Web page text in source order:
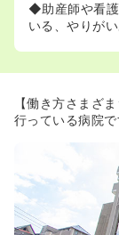
◆助産師や看
いる、やりが
【働き方さまざ
行っている病院で